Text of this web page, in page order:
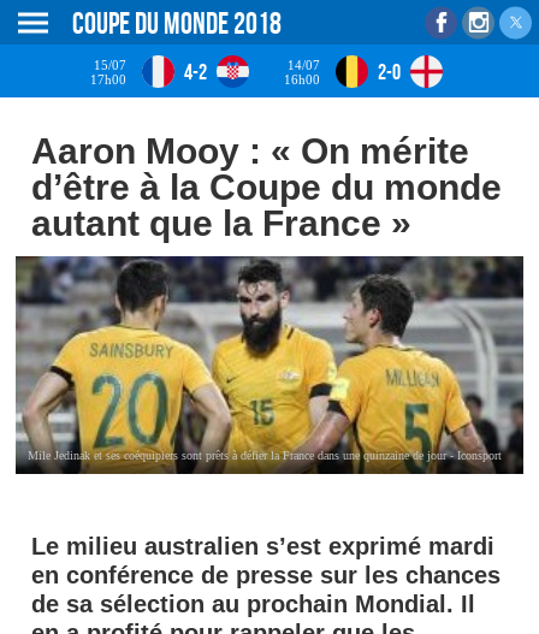
Coupe du monde 2018
15/07
17h00
4-2
14/07
16h00
2-0
Aaron Mooy : « On mérite
d’être à la Coupe du monde
autant que la France »
Mile Jedinak et ses coéquipiers sont prêts à défier la France dans une quinzaine de jour - Iconsport
Le milieu australien s’est exprimé mardi
en conférence de presse sur les chances
de sa sélection au prochain Mondial. Il